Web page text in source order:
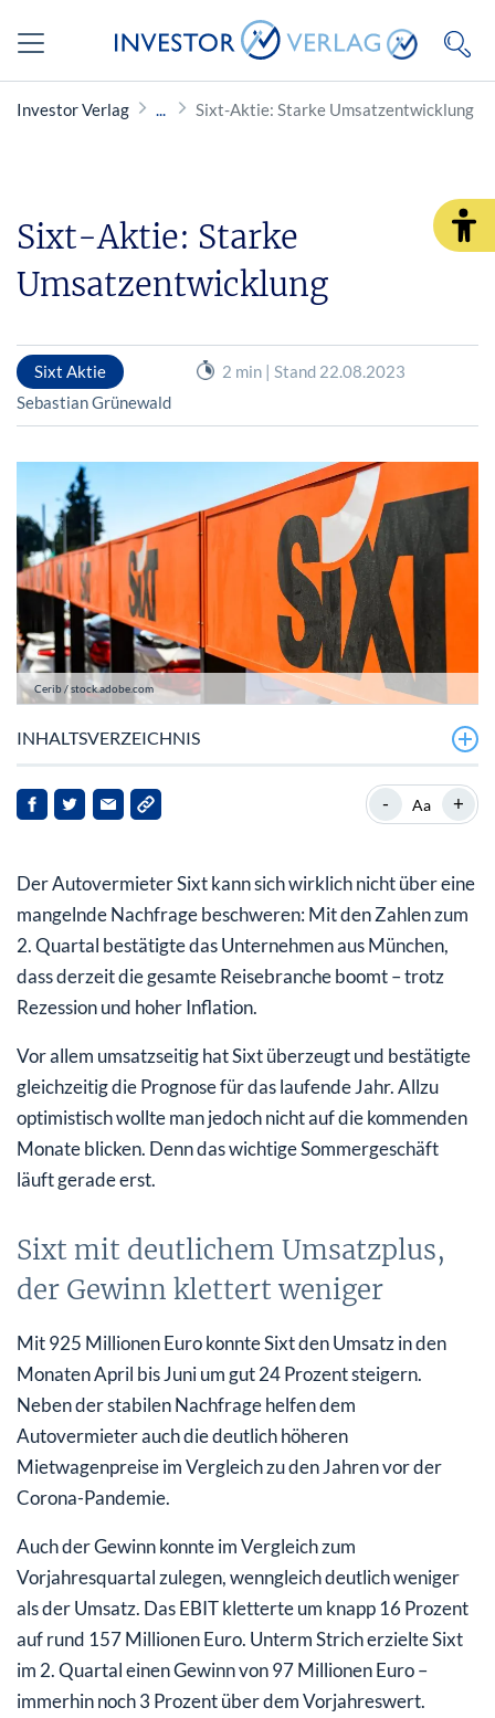
Investor Verlag Sixt-Aktie: Starke Umsatzentwicklung
Sixt-Aktie: Starke
Umsatzentwicklung
Sixt Aktie
2 min | Stand 22.08.2023
Sebastian Grünewald
Cerib / stock.adobe.com
INHALTSVERZEICHNIS
Sixt mit deutlichem Umsatzplus, der Gewinn klettert
weniger
Prognose
- Aa +
Der Autovermieter Sixt kann sich wirklich nicht über eine
mangelnde Nachfrage beschweren: Mit den Zahlen zum
2. Quartal bestätigte das Unternehmen aus München,
dass derzeit die gesamte Reisebranche boomt – trotz
Rezession und hoher Inflation.
Vor allem umsatzseitig hat Sixt überzeugt und bestätigte
gleichzeitig die Prognose für das laufende Jahr. Allzu
optimistisch wollte man jedoch nicht auf die kommenden
Monate blicken. Denn das wichtige Sommergeschäft
läuft gerade erst.
Sixt mit deutlichem Umsatzplus,
der Gewinn klettert weniger
Mit 925 Millionen Euro konnte Sixt den Umsatz in den
Monaten April bis Juni um gut 24 Prozent steigern.
Neben der stabilen Nachfrage helfen dem
Autovermieter auch die deutlich höheren
Mietwagenpreise im Vergleich zu den Jahren vor der
Corona-Pandemie.
Auch der Gewinn konnte im Vergleich zum
Vorjahresquartal zulegen, wenngleich deutlich weniger
als der Umsatz. Das EBIT kletterte um knapp 16 Prozent
auf rund 157 Millionen Euro. Unterm Strich erzielte Sixt
im 2. Quartal einen Gewinn von 97 Millionen Euro –
immerhin noch 3 Prozent über dem Vorjahreswert.